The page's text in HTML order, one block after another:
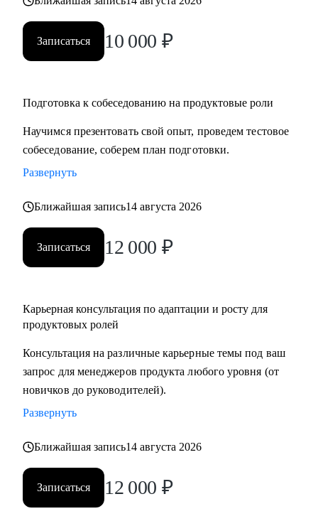
• C-level и Head of Product
• Стартапам.
Записаться 10 000 ₽
Подготовка к собеседованию на продуктовые роли
Научимся презентовать свой опыт, проведем тестовое
собеседование, соберем план подготовки.
Развернуть
Ближайшая запись14 августа 2026
Записаться 12 000 ₽
Карьерная консультация по адаптации и росту для
продуктовых ролей
Консультация на различные карьерные темы под ваш
запрос для менеджеров продукта любого уровня (от
новичков до руководителей).
Развернуть
Ближайшая запись14 августа 2026
Записаться 12 000 ₽